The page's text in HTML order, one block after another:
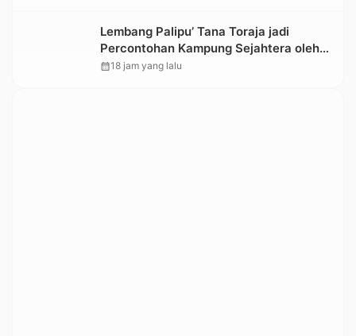
Lembang Palipu’ Tana Toraja jadi
Percontohan Kampung Sejahtera oleh
Kemensos
calendar_month18 jam yang lalu